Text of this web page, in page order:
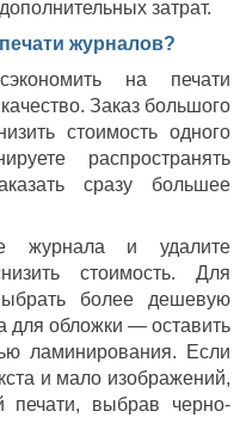
затрат.
журналов?
на печати
Заказ большого
стоимость одного
распространять
сразу большее
журнала и удалите
стоимость. Для
более дешевую
для обложки — оставить
ламинирования. Если
и мало изображений,
печати, выбрав черно-